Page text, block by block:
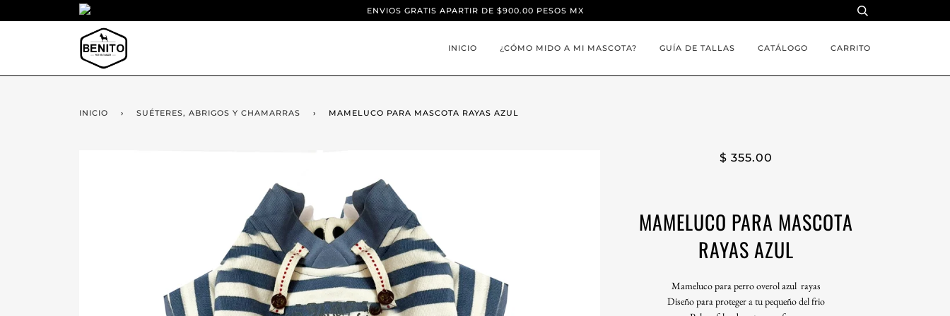
ENVIOS GRATIS APARTIR DE $900.00 PESOS MX
INICIO ¿CÓMO MIDO A MI MASCOTA? GUÍA DE TALLAS CATÁLOGO CARRITO
INICIO › SUÉTERES, ABRIGOS Y CHAMARRAS › MAMELUCO PARA MASCOTA RAYAS AZUL
$ 355.00
MAMELUCO PARA MASCOTA
RAYAS AZUL
Mameluco para perro overol azul rayas
Diseño para proteger a tu pequeño del frio